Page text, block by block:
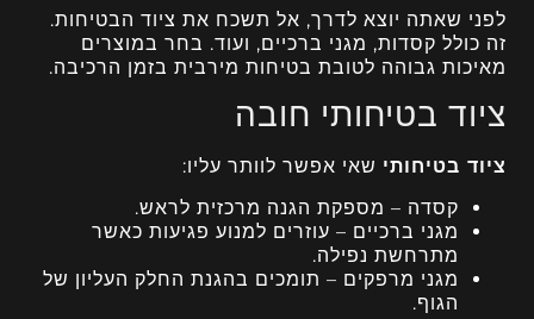
לפני שאתה יוצא לדרך, אל תשכח את ציוד הבטיחות.
זה כולל קסדות, מגני ברכיים, ועוד. בחר במוצרים
מאיכות גבוהה לטובת בטיחות מירבית בזמן הרכיבה.
ציוד בטיחותי חובה
ציוד בטיחותי שאי אפשר לוותר עליו:
קסדה – מספקת הגנה מרכזית לראש.
מגני ברכיים – עוזרים למנוע פגיעות כאשר
מתרחשת נפילה.
מגני מרפקים – תומכים בהגנת החלק העליון של
הגוף.